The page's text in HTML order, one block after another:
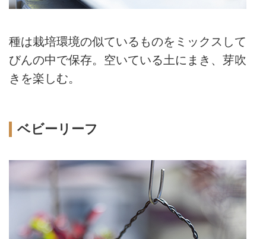
種は栽培環境の似ているものをミックスして
びんの中で保存。空いている土にまき、芽吹
きを楽しむ。
ベビーリーフ